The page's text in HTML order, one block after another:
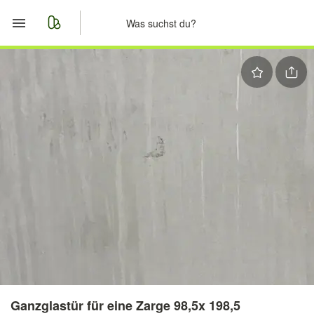
Nachrichten
Ganzglastür für eine Zarge 98,5x 198,5